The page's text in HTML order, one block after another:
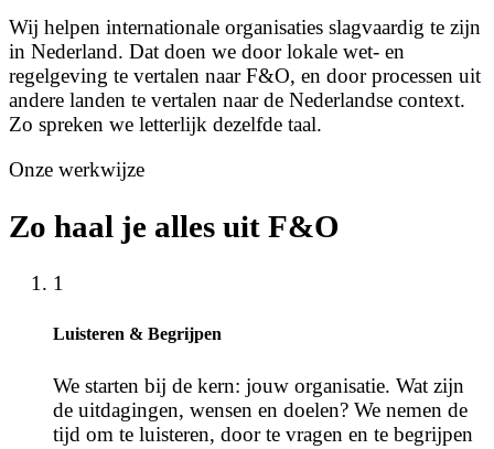
Wij helpen internationale organisaties slagvaardig te zijn
in Nederland. Dat doen we door lokale wet- en
regelgeving te vertalen naar F&O, en door processen uit
andere landen te vertalen naar de Nederlandse context.
Zo spreken we letterlijk dezelfde taal.
Onze werkwijze
Zo haal je alles uit F&O
1
Luisteren & Begrijpen
We starten bij de kern: jouw organisatie. Wat zijn
de uitdagingen, wensen en doelen? We nemen de
tijd om te luisteren, door te vragen en te begrijpen